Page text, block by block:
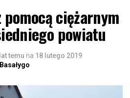
ciężarnym
powiatu
temu na 18 lutego 2019